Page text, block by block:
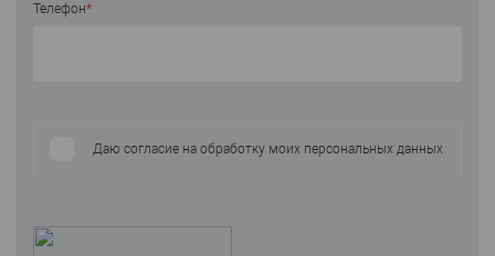
Телефон*
Даю согласие на обработку моих персональных данных